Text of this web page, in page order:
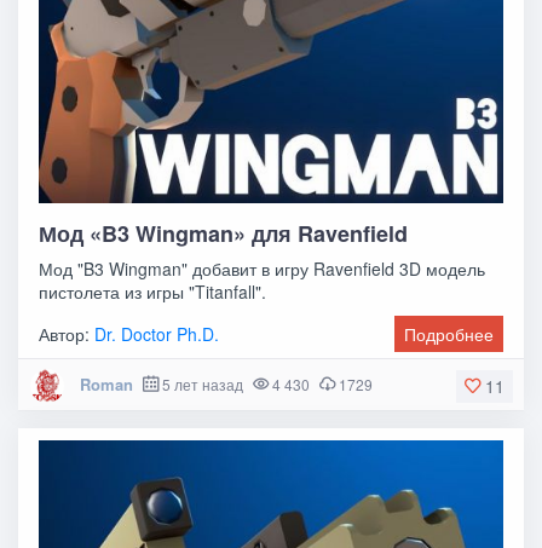
Мод «B3 Wingman» для Ravenfield
Мод "B3 Wingman" добавит в игру Ravenfield 3D модель
пистолета из игры "Titanfall".
Автор: Dr. Doctor Ph.D. Подробнее
11
Roman 5 лет назад 4 430 1729